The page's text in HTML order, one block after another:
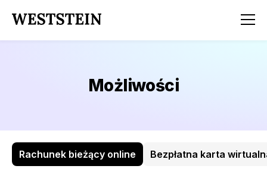
Możliwości
Rachunek bieżący online Bezpłatna karta